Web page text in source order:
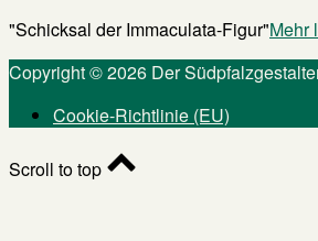
"Schicksal der Immaculata-Figur"Mehr
Copyright © 2026 Der
Cookie-Richtlinie (EU)
Scroll to top